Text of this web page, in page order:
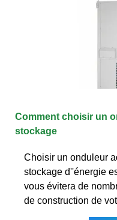
Comment choisir un
stockage
Choisir un onduleur
stockage d''énergie
vous évitera de
de construction de